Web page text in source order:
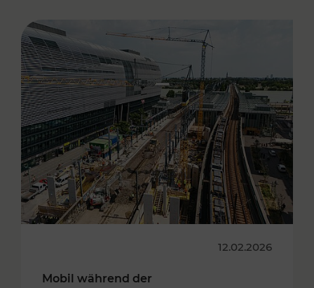
12.02.2026
Mobil während der